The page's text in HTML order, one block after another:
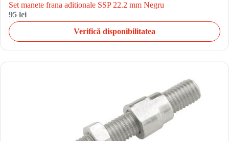
Set manete frana aditionale SSP 22.2 mm Negru
95 lei
Verifică disponibilitatea